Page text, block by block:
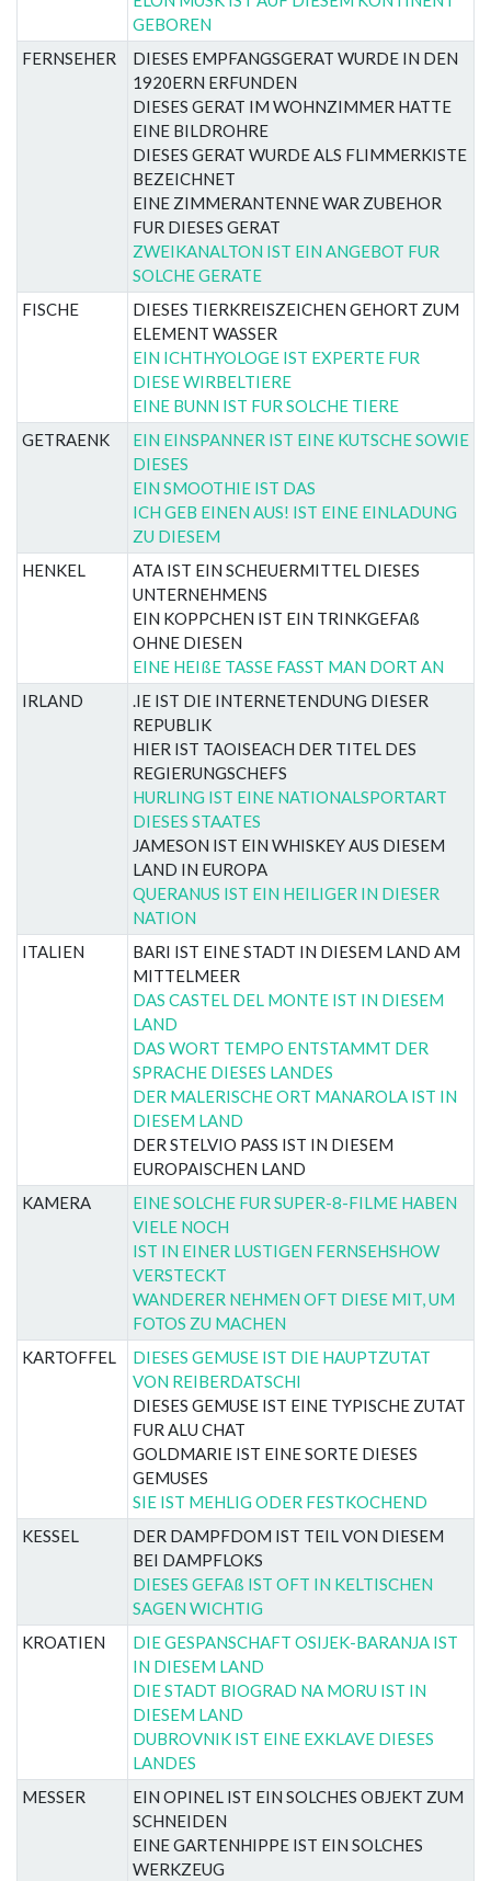
GEBOREN
FERNSEHER
DIESES EMPFANGSGERAT WURDE IN DEN
1920ERN ERFUNDEN
DIESES GERAT IM WOHNZIMMER HATTE
EINE BILDROHRE
DIESES GERAT WURDE ALS FLIMMERKISTE
BEZEICHNET
EINE ZIMMERANTENNE WAR ZUBEHOR
FUR DIESES GERAT
ZWEIKANALTON IST EIN ANGEBOT FUR
SOLCHE GERATE
FISCHE
DIESES TIERKREISZEICHEN GEHORT ZUM
ELEMENT WASSER
EIN ICHTHYOLOGE IST EXPERTE FUR
DIESE WIRBELTIERE
EINE BUNN IST FUR SOLCHE TIERE
GETRAENK
EIN EINSPANNER IST EINE KUTSCHE SOWIE
DIESES
EIN SMOOTHIE IST DAS
ICH GEB EINEN AUS! IST EINE EINLADUNG
ZU DIESEM
HENKEL
ATA IST EIN SCHEUERMITTEL DIESES
UNTERNEHMENS
EIN KOPPCHEN IST EIN TRINKGEFAß
OHNE DIESEN
EINE HEIßE TASSE FASST MAN DORT AN
IRLAND
.IE IST DIE INTERNETENDUNG DIESER
REPUBLIK
HIER IST TAOISEACH DER TITEL DES
REGIERUNGSCHEFS
HURLING IST EINE NATIONALSPORTART
DIESES STAATES
JAMESON IST EIN WHISKEY AUS DIESEM
LAND IN EUROPA
QUERANUS IST EIN HEILIGER IN DIESER
NATION
ITALIEN
BARI IST EINE STADT IN DIESEM LAND AM
MITTELMEER
DAS CASTEL DEL MONTE IST IN DIESEM
LAND
DAS WORT TEMPO ENTSTAMMT DER
SPRACHE DIESES LANDES
DER MALERISCHE ORT MANAROLA IST IN
DIESEM LAND
DER STELVIO PASS IST IN DIESEM
EUROPAISCHEN LAND
KAMERA
EINE SOLCHE FUR SUPER-8-FILME HABEN
VIELE NOCH
IST IN EINER LUSTIGEN FERNSEHSHOW
VERSTECKT
WANDERER NEHMEN OFT DIESE MIT, UM
FOTOS ZU MACHEN
KARTOFFEL
DIESES GEMUSE IST DIE HAUPTZUTAT
VON REIBERDATSCHI
DIESES GEMUSE IST EINE TYPISCHE ZUTAT
FUR ALU CHAT
GOLDMARIE IST EINE SORTE DIESES
GEMUSES
SIE IST MEHLIG ODER FESTKOCHEND
KESSEL
DER DAMPFDOM IST TEIL VON DIESEM
BEI DAMPFLOKS
DIESES GEFAß IST OFT IN KELTISCHEN
SAGEN WICHTIG
KROATIEN
DIE GESPANSCHAFT OSIJEK-BARANJA IST
IN DIESEM LAND
DIE STADT BIOGRAD NA MORU IST IN
DIESEM LAND
DUBROVNIK IST EINE EXKLAVE DIESES
LANDES
MESSER
EIN OPINEL IST EIN SOLCHES OBJEKT ZUM
SCHNEIDEN
EINE GARTENHIPPE IST EIN SOLCHES
WERKZEUG